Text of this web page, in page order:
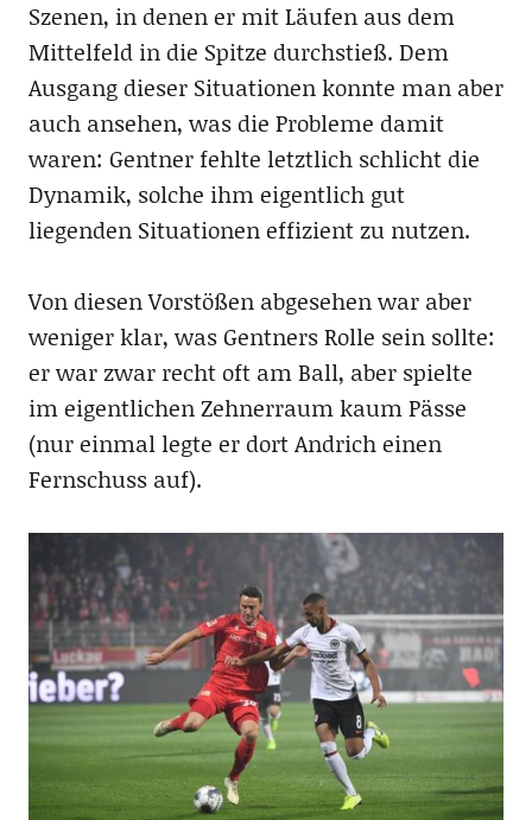
Szenen, in denen er mit Läufen aus dem
Mittelfeld in die Spitze durchstieß. Dem
Ausgang dieser Situationen konnte man aber
auch ansehen, was die Probleme damit
waren: Gentner fehlte letztlich schlicht die
Dynamik, solche ihm eigentlich gut
liegenden Situationen effizient zu nutzen.
Von diesen Vorstößen abgesehen war aber
weniger klar, was Gentners Rolle sein sollte:
er war zwar recht oft am Ball, aber spielte
im eigentlichen Zehnerraum kaum Pässe
(nur einmal legte er dort Andrich einen
Fernschuss auf).